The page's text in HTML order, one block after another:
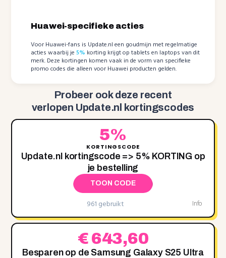
Huawei-specifieke acties
Voor Huawei-fans is Update.nl een goudmijn met regelmatige
acties waarbij je5% korting krijgt op tablets en laptops van dit
merk. Deze kortingen komen vaak in de vorm van specifieke
promo codes die alleen voor Huawei producten gelden.
Probeer ook deze recent
verlopen Update.nl kortingscodes
5%
KORTINGSCODE
Update.nl kortingscode => 5% KORTING op
je bestelling
TOON CODE
961 gebruikt Info
€ 643,60
Besparen op de Samsung Galaxy S25 Ultra